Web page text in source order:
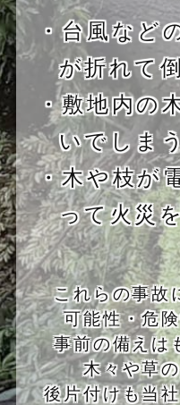
・台風など
が折れて
・敷地内の
いでしま
・木や枝が
って火災
これらの事故
可能性・危
事前の備えは
木々や草
後片付けも当